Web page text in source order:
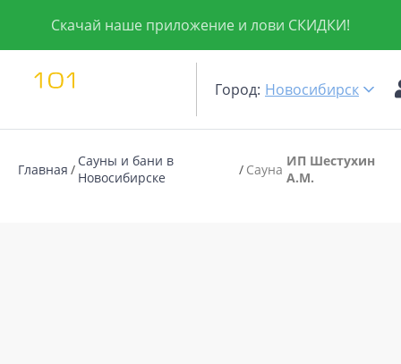
Скачай наше приложение и лови СКИДКИ!
Город: Новосибирск
Главная
Сауны и бани в
Новосибирске
Сауна ИП Шестухин
А.М.